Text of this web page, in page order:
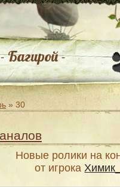
Багирой -
» 30
Новые ролики на
от игрока